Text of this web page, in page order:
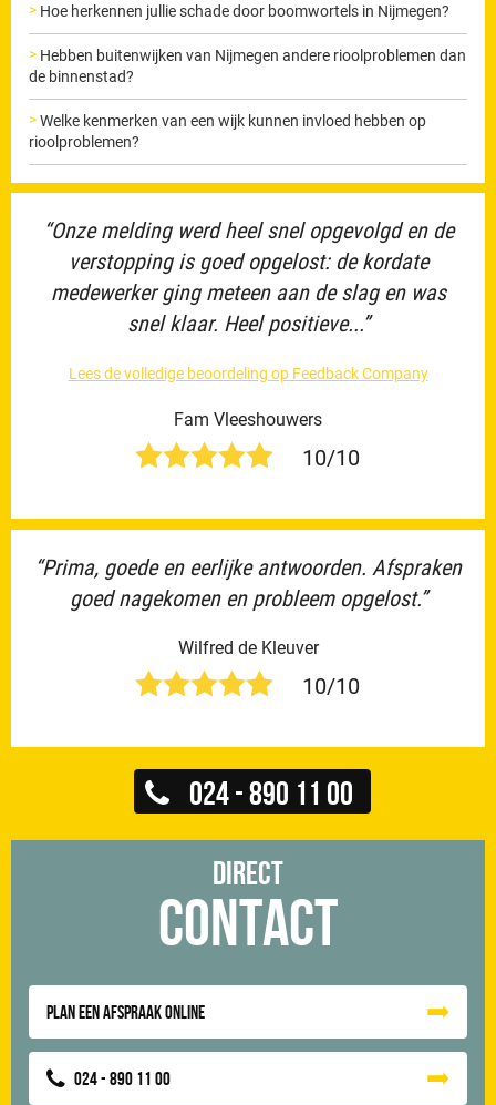
Hoe herkennen jullie schade door boomwortels in Nijmegen?
Hebben buitenwijken van Nijmegen andere rioolproblemen dan
de binnenstad?
Welke kenmerken van een wijk kunnen invloed hebben op
rioolproblemen?
“Onze melding werd heel snel opgevolgd en de
verstopping is goed opgelost: de kordate
medewerker ging meteen aan de slag en was
snel klaar. Heel positieve...”
Lees de volledige beoordeling op Feedback Company
Fam Vleeshouwers
10/10
“Prima, goede en eerlijke antwoorden. Afspraken
goed nagekomen en probleem opgelost.”
Wilfred de Kleuver
10/10
024 - 890 11 00
Direct
Contact
Plan een afspraak online
024 - 890 11 00